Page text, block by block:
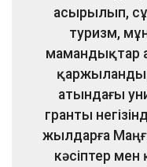
асырылып,
туризм,
мамандықтар
атындағы
гранты
жылдарға
кәсіптер мен